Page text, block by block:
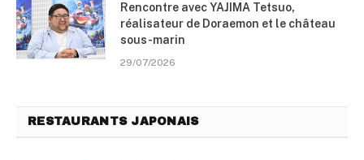
Rencontre avec YAJIMA Tetsuo,
réalisateur de Doraemon et le château
sous-marin
29/07/2026
RESTAURANTS JAPONAIS